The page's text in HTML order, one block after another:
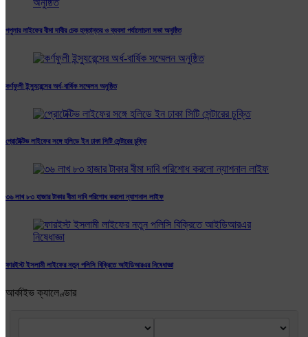
পপুলার লাইফের বীমা দাবীর চেক হস্তান্তর ও ব্যবসা পর্যালোচনা সভা অনুষ্ঠিত
কর্ণফুলী ইন্স্যুরেন্সের অর্ধ-বার্ষিক সম্মেলন অনুষ্ঠিত
প্রোটেক্টিভ লাইফের সঙ্গে হলিডে ইন ঢাকা সিটি সেন্টারের চুক্তি
৩৬ লাখ ৮৩ হাজার টাকার বীমা দাবি পরিশোধ করলো ন্যাশনাল লাইফ
ফারইস্ট ইসলামী লাইফের নতুন পলিসি বিক্রিতে আইডিআরএর নিষেধাজ্ঞা
আর্কাইভ ক্যালেণ্ডার